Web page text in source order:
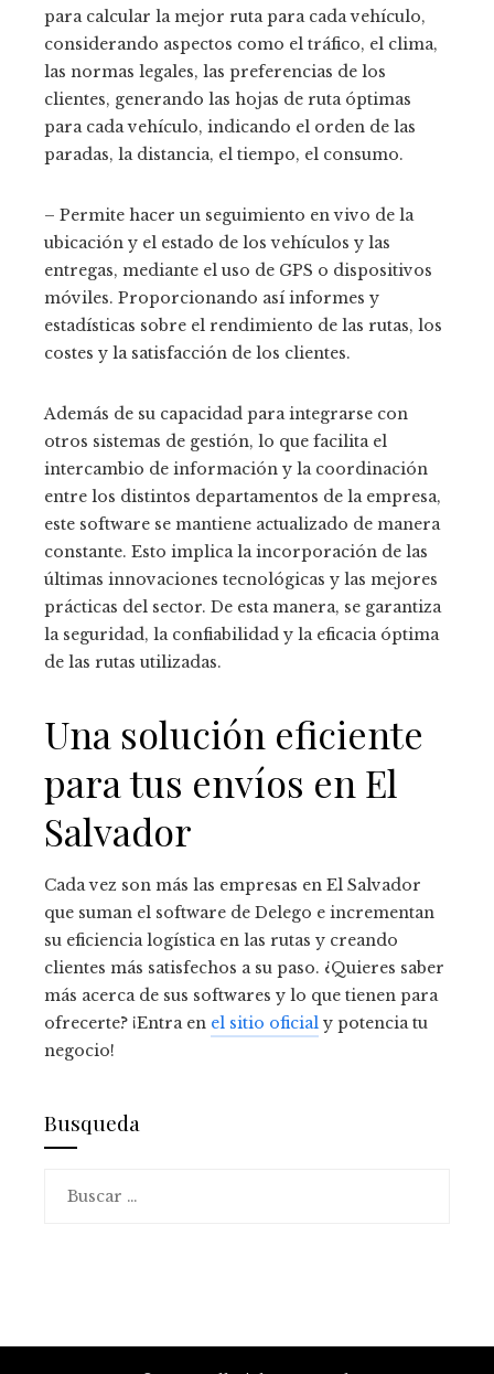
para calcular la mejor ruta para cada vehículo,
considerando aspectos como el tráfico, el clima,
las normas legales, las preferencias de los
clientes, generando las hojas de ruta óptimas
para cada vehículo, indicando el orden de las
paradas, la distancia, el tiempo, el consumo.
– Permite hacer un seguimiento en vivo de la
ubicación y el estado de los vehículos y las
entregas, mediante el uso de GPS o dispositivos
móviles. Proporcionando así informes y
estadísticas sobre el rendimiento de las rutas, los
costes y la satisfacción de los clientes.
Además de su capacidad para integrarse con
otros sistemas de gestión, lo que facilita el
intercambio de información y la coordinación
entre los distintos departamentos de la empresa,
este software se mantiene actualizado de manera
constante. Esto implica la incorporación de las
últimas innovaciones tecnológicas y las mejores
prácticas del sector. De esta manera, se garantiza
la seguridad, la confiabilidad y la eficacia óptima
de las rutas utilizadas.
Una solución eficiente
para tus envíos en El
Salvador
Cada vez son más las empresas en El Salvador
que suman el software de Delego e incrementan
su eficiencia logística en las rutas y creando
clientes más satisfechos a su paso. ¿Quieres saber
más acerca de sus softwares y lo que tienen para
ofrecerte? ¡Entra en el sitio oficial y potencia tu
negocio!
Busqueda